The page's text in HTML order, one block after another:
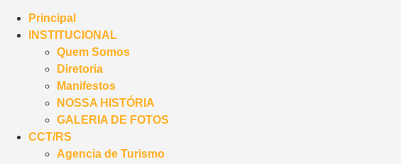
Principal
INSTITUCIONAL
Quem Somos
Diretoria
Manifestos
NOSSA HISTÓRIA
GALERIA DE FOTOS
CCT/RS
Agencia de Turismo